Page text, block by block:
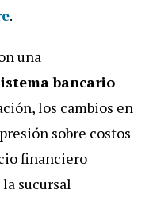
.
una
bancario
los cambios en
sobre costos
financiero
sucursal